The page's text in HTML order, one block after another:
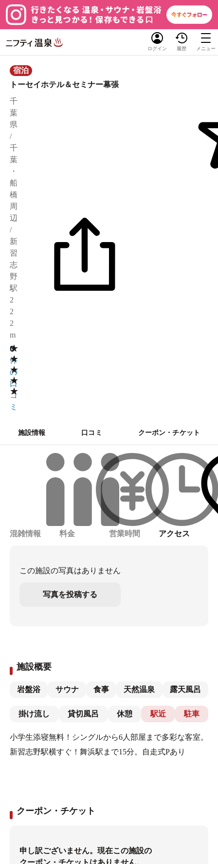
ログイン 履歴 メニュー
宿泊
トーセイホテル＆セミナー幕張
千
葉
県
/
千
葉
・
船
橋
周
辺
/
新
習
志
野
駅
2
2
2
m
★
★
★
★
★
0
0
件
の
口
コ
ミ
施設情報 口コミ クーポン・チケット
混雑情報 料金 営業時間 アクセス
この施設の写真はありません
写真を投稿する
施設概要
岩盤浴 サウナ 食事 天然温泉 露天風呂
掛け流し 貸切風呂 休憩 駅近 駐車
小学生添寝無料！シングルから6人部屋まで多彩な客室。
新習志野駅横すぐ！舞浜駅まで15分。自走式Pあり
クーポン・チケット
申し訳ございません。現在この施設の
クーポン・チケットはありません。